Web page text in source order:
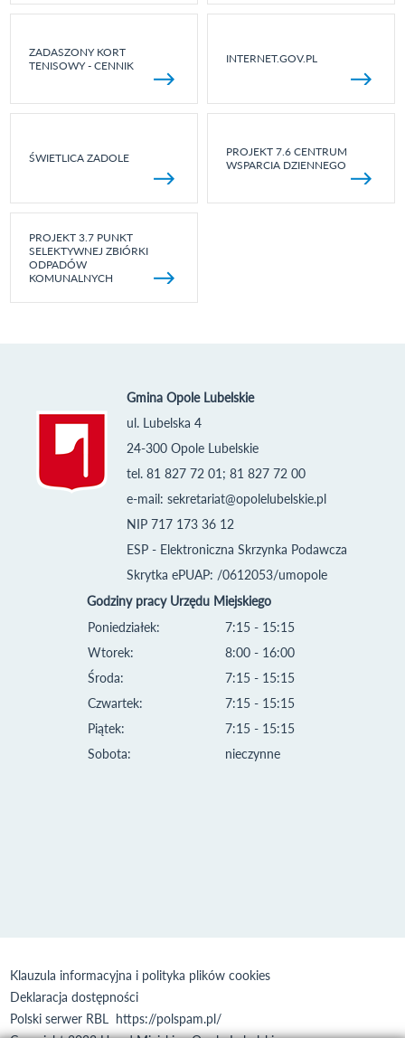
ZADASZONY KORT
TENISOWY - CENNIK
INTERNET.GOV.PL
ŚWIETLICA ZADOLE
PROJEKT 7.6 CENTRUM
WSPARCIA DZIENNEGO
PROJEKT 3.7 PUNKT
SELEKTYWNEJ ZBIÓRKI
ODPADÓW
KOMUNALNYCH
Gmina Opole Lubelskie
ul. Lubelska 4
24-300 Opole Lubelskie
tel. 81 827 72 01; 81 827 72 00
e-mail: sekretariat@opolelubelskie.pl
NIP 717 173 36 12
ESP - Elektroniczna Skrzynka Podawcza
Skrytka ePUAP: /0612053/umopole
Godziny pracy Urzędu Miejskiego
Poniedziałek:
Wtorek:
Środa:
Czwartek:
Piątek:
Sobota:
7:15 - 15:15
8:00 - 16:00
7:15 - 15:15
7:15 - 15:15
7:15 - 15:15
nieczynne
Klauzula informacyjna i polityka plików cookies
Deklaracja dostępności
Polski serwer RBL https://polspam.pl/